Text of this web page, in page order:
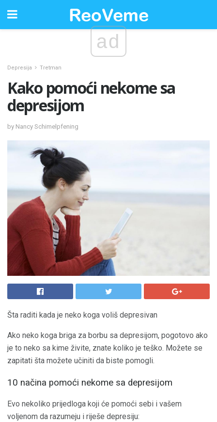
ad
Depresija Tretman
Kako pomoći nekome sa
depresijom
by Nancy Schimelpfening
Šta raditi kada je neko koga voliš depresivan
Ako neko koga briga za borbu sa depresijom, pogotovo ako
je to neko sa kime živite, znate koliko je teško. Možete se
zapitati šta možete učiniti da biste pomogli.
10 načina pomoći nekome sa depresijom
Evo nekoliko prijedloga koji će pomoći sebi i vašem
voljenom da razumeju i riješe depresiju: